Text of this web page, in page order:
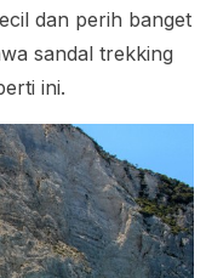
dan perih banget
sandal trekking
ini.